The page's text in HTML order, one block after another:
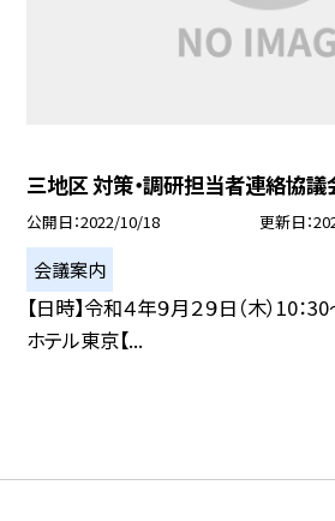
三地区 対策・調研担当者連絡協議
公開日 2022/10/18 更新日
会議案内
【日時】令和４年９月２９日（木）10：
ホテル東京【...